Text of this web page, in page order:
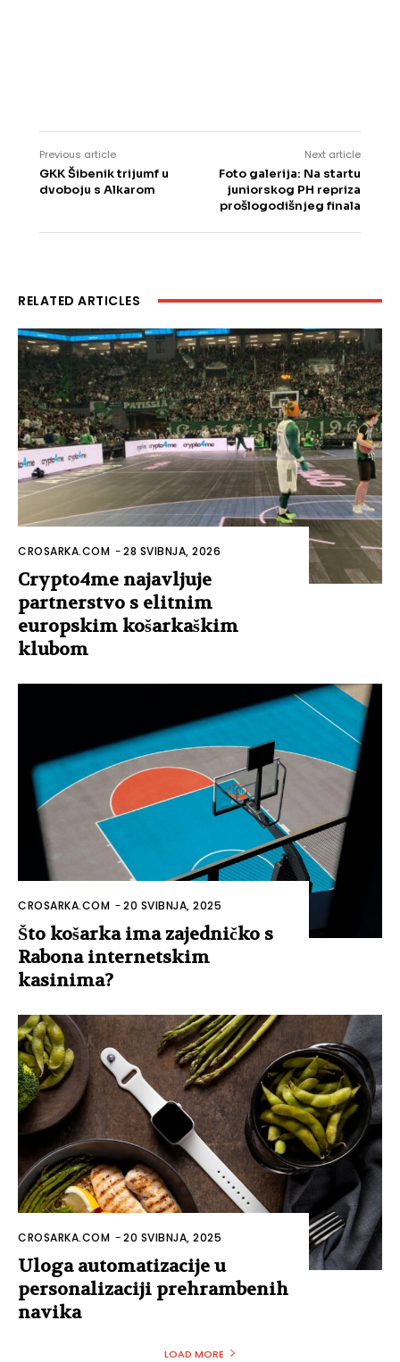
Previous article
GKK Šibenik trijumf u
dvoboju s Alkarom
Next article
Foto galerija: Na startu
juniorskog PH repriza
prošlogodišnjeg finala
RELATED ARTICLES
CROSARKA.COM -28 SVIBNJA, 2026
Crypto4me najavljuje
partnerstvo s elitnim
europskim košarkaškim
klubom
CROSARKA.COM -20 SVIBNJA, 2025
Što košarka ima zajedničko s
Rabona internetskim
kasinima?
CROSARKA.COM -20 SVIBNJA, 2025
Uloga automatizacije u
personalizaciji prehrambenih
navika
LOAD MORE